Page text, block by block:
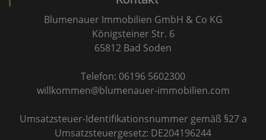
Blumenauer Immobilien GmbH & Co KG
Königsteiner Str. 6
65812 Bad Soden
Telefon: 06196 5602300
willkommen@blumenauer-immobilien.com
Umsatzsteuer-Identifikationsnummer gemäß §27 a
Umsatzsteuergesetz: DE204196244